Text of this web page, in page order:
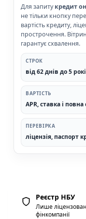
Для запитукредит
не тільки кнопку
вартість кредиту,
прострочення.
гарантує схвалення.
СТРОК
від 62 днів до 5
ВАРТІСТЬ
APR, ставка і
ПЕРЕВІРКА
ліцензія, паспорт
Реєстр НБУ
Лише
фінкомпанії